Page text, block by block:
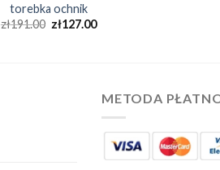
torebka ochnik
zł191.00 zł127.00
METODA